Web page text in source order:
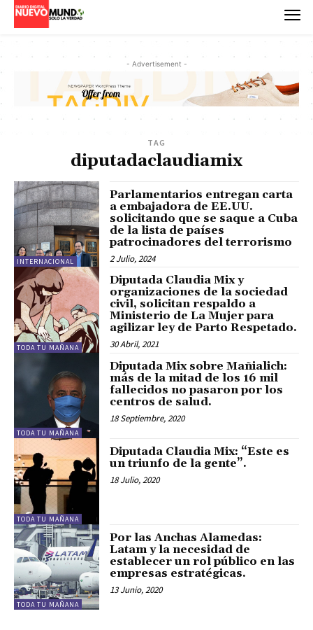
- Advertisement -
TAG
diputadaclaudiamix
INTERNACIONAL
Parlamentarios entregan carta
a embajadora de EE.UU.
solicitando que se saque a Cuba
de la lista de países
patrocinadores del terrorismo
2 Julio, 2024
TODA TU MAÑANA
Diputada Claudia Mix y
organizaciones de la sociedad
civil, solicitan respaldo a
Ministerio de La Mujer para
agilizar ley de Parto Respetado.
30 Abril, 2021
TODA TU MAÑANA
Diputada Mix sobre Mañialich:
más de la mitad de los 16 mil
fallecidos no pasaron por los
centros de salud.
18 Septiembre, 2020
TODA TU MAÑANA
Diputada Claudia Mix: “Este es
un triunfo de la gente”.
18 Julio, 2020
TODA TU MAÑANA
Por las Anchas Alamedas:
Latam y la necesidad de
establecer un rol público en las
empresas estratégicas.
13 Junio, 2020